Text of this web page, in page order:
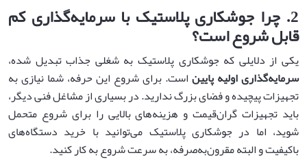
2. چرا جوشکاری پلاستیک با سرمایه‌گذاری کم
قابل شروع است؟
یکی از دلایلی که جوشکاری پلاستیک به شغلی جذاب تبدیل شده،
سرمایه‌گذاری اولیه پاییناست. برای شروع این حرفه، شما نیازی به
تجهیزات پیچیده و فضای بزرگ ندارید. در بسیاری از مشاغل فنی دیگر،
باید تجهیزات گران‌قیمت و هزینه‌های بالایی را برای شروع متحمل
شوید، اما در جوشکاری پلاستیک می‌توانید با خرید دستگاه‌های
باکیفیت و البته مقرون‌به‌صرفه، به سرعت شروع به کار کنید.